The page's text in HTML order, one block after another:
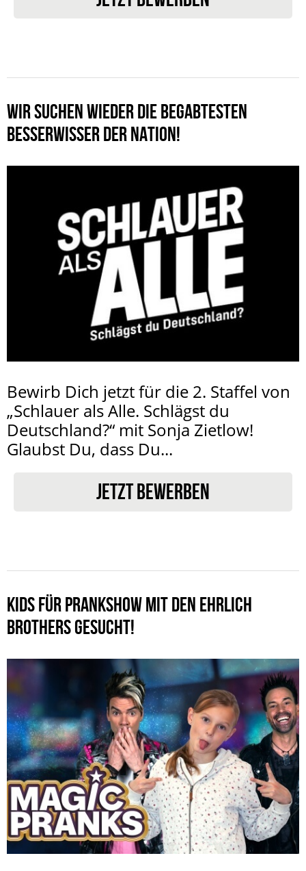
WIR SUCHEN WIEDER DIE BEGABTESTEN
BESSERWISSER DER NATION!
Bewirb Dich jetzt für die 2. Staffel von
„Schlauer als Alle. Schlägst du
Deutschland?“ mit Sonja Zietlow!
Glaubst Du, dass Du...
JETZT BEWERBEN
KIDS FÜR PRANKSHOW MIT DEN EHRLICH
BROTHERS GESUCHT!